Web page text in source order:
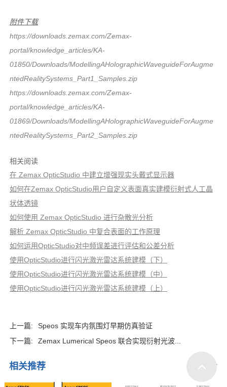
附件下载
https://downloads.zemax.com/Zemax-
portal/knowledge_articles/KA-
01850/Downloads/ModellingAHolographicWaveguideForAugme
ntedRealitySystems_Part1_Samples.zip
https://downloads.zemax.com/Zemax-
portal/knowledge_articles/KA-
01869/Downloads/ModellingAHolographicWaveguideForAugme
ntedRealitySystems_Part2_Samples.zip
相关阅读
在 Zemax OpticStudio 中建立增强现实头戴式显示器
如何在Zemax OpticStudio用户自定义表面真实建模衍射式人工晶
状体透镜
如何使用 Zemax OpticStudio 进行杂散光分析
解析 Zemax OpticStudio 中复合表面的工作原理
如何运用OpticStudio对中频误差进行评估和公差分析
使用OpticStudio进行闪光激光雷达系统建模（下）
使用OpticStudio进行闪光激光雷达系统建模（中）
使用OpticStudio进行闪光激光雷达系统建模（上）
上一篇:
Speos 实现车内氛围灯早期仿真验证
下一篇:
Zemax Lumerical Speos 联合实现衍射光波...
相关推荐 MORE>>